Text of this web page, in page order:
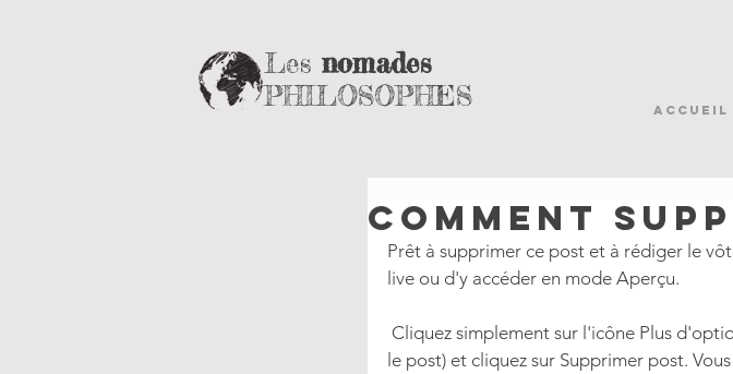
Les nomades
PHILOSOPHES
Accueil
Comment
Prêt à supprimer ce post et à rédiger le
live ou d'y accéder en mode Aperçu.
le post) et cliquez sur Supprimer post.